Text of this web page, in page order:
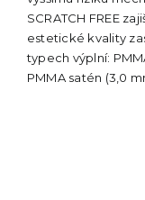
SCRATCH FREE
estetické kvality
typech výplní:
PMMA satén (3,0